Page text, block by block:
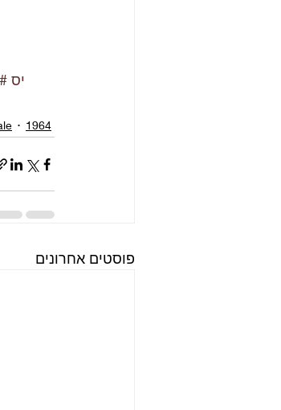
#יס
1964
פוסטים אחרונים